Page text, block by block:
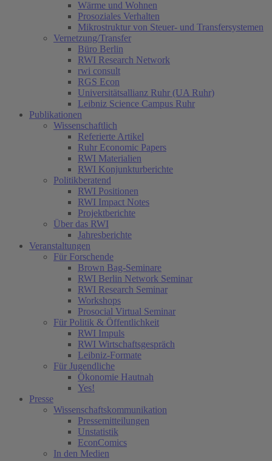
Wärme und Wohnen
Prosoziales Verhalten
Mikrostruktur von Steuer- und Transfersystemen
Vernetzung/Transfer
Büro Berlin
RWI Research Network
rwi consult
RGS Econ
Universitätsallianz Ruhr (UA Ruhr)
Leibniz Science Campus Ruhr
Publikationen
Wissenschaftlich
Referierte Artikel
Ruhr Economic Papers
RWI Materialien
RWI Konjunkturberichte
Politikberatend
RWI Positionen
RWI Impact Notes
Projektberichte
Über das RWI
Jahresberichte
Veranstaltungen
Für Forschende
Brown Bag-Seminare
RWI Berlin Network Seminar
RWI Research Seminar
Workshops
Prosocial Virtual Seminar
Für Politik & Öffentlichkeit
RWI Impuls
RWI Wirtschaftsgespräch
Leibniz-Formate
Für Jugendliche
Ökonomie Hautnah
Yes!
Presse
Wissenschaftskommunikation
Pressemitteilungen
Unstatistik
EconComics
In den Medien